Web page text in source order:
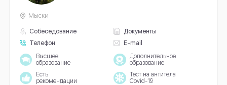
Собеседование
Документы
Телефон
E-mail
Мыски
Высшее
образование
Дополнительное
образование
Есть
рекомендации
Тест на антитела
Covid-19